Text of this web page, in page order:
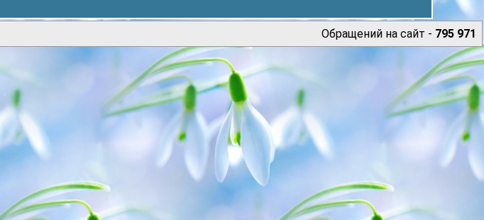
Обращений на сайт - 795 971